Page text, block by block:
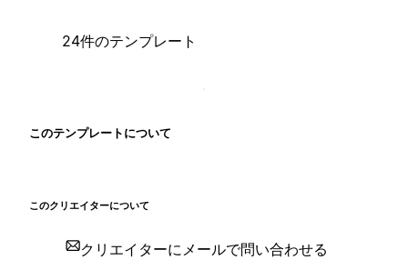
24件のテンプレート
このテンプレートについて
このクリエイターについて
クリエイターにメールで問い合わせる